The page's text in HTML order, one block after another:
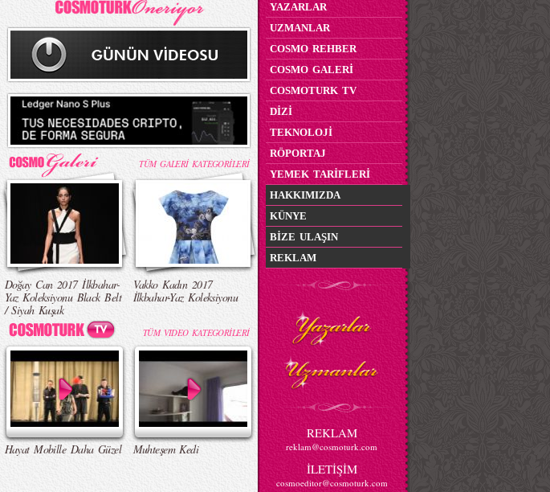
TÜM GALERİ KATEGORİLERİ
Doğay Can 2017 İlkbahar-
Yaz Koleksiyonu Black Belt
/ Siyah Kuşak
Vakko Kadın 2017
İlkbahar-Yaz Koleksiyonu
TÜM VIDEO KATEGORİLERİ
Hayat Mobille Daha Güzel Muhteşem Kedi
YAZARLAR
UZMANLAR
COSMO REHBER
COSMO GALERİ
COSMOTURK TV
DİZİ
TEKNOLOJİ
RÖPORTAJ
YEMEK TARİFLERİ
HAKKIMIZDA
KÜNYE
BİZE ULAŞIN
REKLAM
REKLAM
reklam@cosmoturk.com
İLETİŞİM
cosmoeditor@cosmoturk.com